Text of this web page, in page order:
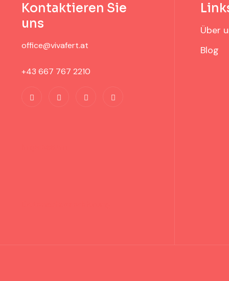
Kontaktieren Sie
uns
office@vivafert.at
+43 667 767 2210
Über
Blog